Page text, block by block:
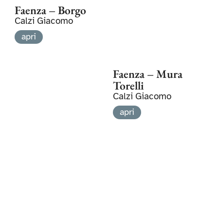
Faenza – Borgo
Calzi Giacomo
apri
Faenza – Mura
Torelli
Calzi Giacomo
apri